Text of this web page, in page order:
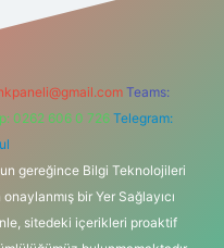
Teams:
0262 606 0 726 Telegram:
gereğince Bilgi Teknolojileri
bir Yer Sağlayıcı
sitedeki içerikleri proaktif